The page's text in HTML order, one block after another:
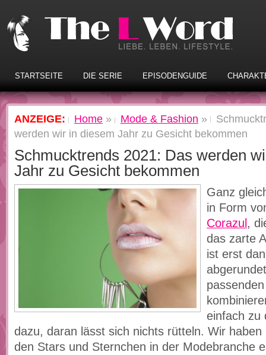
STARTSEITE DIE SERIE EPISODENGUIDE
ANZEIGE: Home » Mode & Fashion »
werden wir in diesem Jahr zu Gesicht bekommen
Schmucktrends 2021: Das werden
Jahr zu Gesicht bekommen
Ganz
in Form
Corazul ,
das zarte
ist erst
einfach zu
dazu, daran lässt sich nichts rütteln. Wir
den Stars und Sternchen in der Modebranche